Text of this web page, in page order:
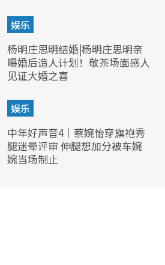
娱乐
杨明庄思明结婚|杨明庄思明亲
曝婚后造人计划！敬茶场面感人
见证大婚之喜
娱乐
中年好声音4｜蔡婉怡穿旗袍秀
腿迷晕评审 伸腿想加分被车婉
婉当场制止